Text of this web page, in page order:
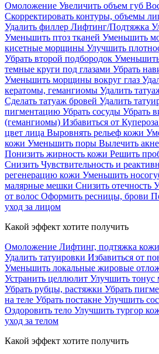
Омоложение Увеличить объем губ
Скорректировать контуры, объемы
Удалить филлер Лифтинг/Подтяжка
Уменьшить птоз тканей Уменьшить
кисетные морщины Улучшить
Убрать второй подбородок
темные круги под глазами Убрать
Уменьшить морщины вокруг глаз
кератомы, гемангиомы Удалить
Сделать татуаж бровей Удалить
пигментацию Убрать сосуды Убрать
(гемангиомы) Избавиться от
цвет лица Выровнять рельеф кожи
кожи Уменьшить поры Вылечить акне
Понизить жирность кожи Решить
Cнизить Чувствительность и
регенерацию кожи Уменьшить
малярные мешки Снизить отечность
от волос Оформить ресницы, брови
уход за лицом
Какой эффект хотите получить
Омоложение Лифтинг, подтяжка кожи
Удалить татуировки Избавиться от
Уменьшить локальные жировые
Устранить целлюлит Улучшить
Убрать рубцы, растяжки Убрать
на теле Убрать постакне Улучшить
Оздоровить тело Улучшить тургор
уход за телом
Какой эффект хотите получить